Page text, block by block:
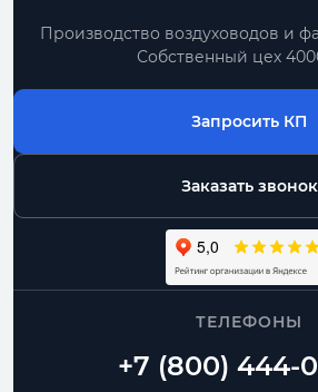
Производство воздуховодов и
Собственный цех
Запросить КП
Заказать звонок
ТЕЛЕФОНЫ